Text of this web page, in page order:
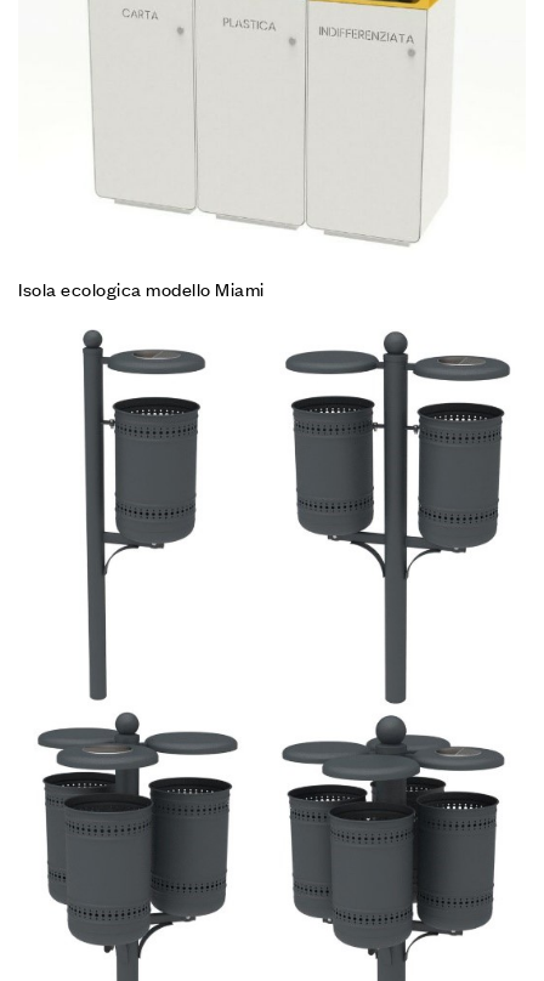
Isola ecologica modello Miami